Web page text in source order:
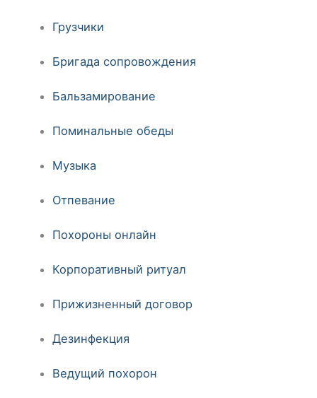
Грузчики
Бригада сопровождения
Бальзамирование
Поминальные обеды
Музыка
Отпевание
Похороны онлайн
Корпоративный ритуал
Прижизненный договор
Дезинфекция
Ведущий похорон